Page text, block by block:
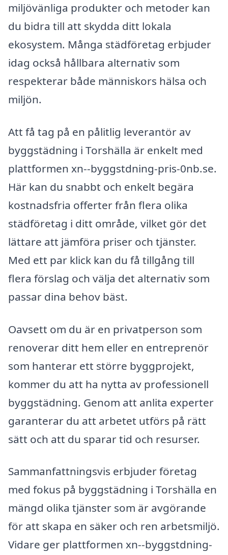
miljövänliga produkter och metoder kan
du bidra till att skydda ditt lokala
ekosystem. Många städföretag erbjuder
idag också hållbara alternativ som
respekterar både människors hälsa och
miljön.
Att få tag på en pålitlig leverantör av
byggstädning i Torshälla är enkelt med
plattformen xn--byggstdning-pris-0nb.se.
Här kan du snabbt och enkelt begära
kostnadsfria offerter från flera olika
städföretag i ditt område, vilket gör det
lättare att jämföra priser och tjänster.
Med ett par klick kan du få tillgång till
flera förslag och välja det alternativ som
passar dina behov bäst.
Oavsett om du är en privatperson som
renoverar ditt hem eller en entreprenör
som hanterar ett större byggprojekt,
kommer du att ha nytta av professionell
byggstädning. Genom att anlita experter
garanterar du att arbetet utförs på rätt
sätt och att du sparar tid och resurser.
Sammanfattningsvis erbjuder företag
med fokus på byggstädning i Torshälla en
mängd olika tjänster som är avgörande
för att skapa en säker och ren arbetsmiljö.
Vidare ger plattformen xn--byggstdning-